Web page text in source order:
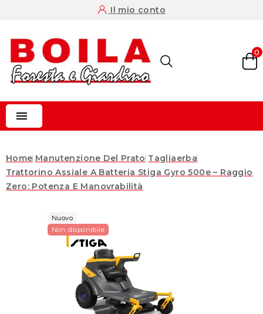
Il mio conto
0

Home Manutenzione Del Prato Tagliaerba
Trattorino Assiale A Batteria Stiga Gyro 500e – Raggio
Zero: Potenza E Manovrabilità
Nuovo
Non disponibile